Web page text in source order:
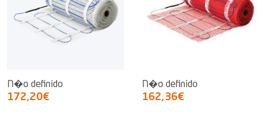
N�o definido
172,20€
N�o definido
162,36€